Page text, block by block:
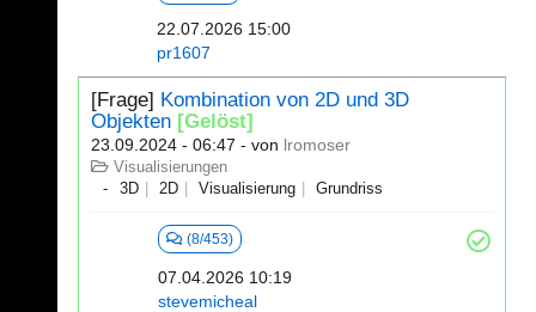
22.07.2026 15:00
pr1607
[Frage] Kombination von 2D und 3D
Objekten [Gelöst]
23.09.2024 - 06:47 - von lromoser
Visualisierungen
3D
2D Visualisierung Grundriss
(8/453)
07.04.2026 10:19
stevemicheal